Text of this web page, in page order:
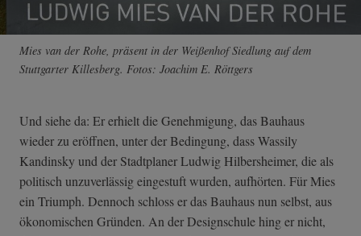
Mies van der Rohe, präsent in der Weißenhof Siedlung auf dem
Stuttgarter Killesberg. Fotos: Joachim E. Röttgers
Und siehe da: Er erhielt die Genehmigung, das Bauhaus
wieder zu eröffnen, unter der Bedingung, dass Wassily
Kandinsky und der Stadtplaner Ludwig Hilbersheimer, die als
politisch unzuverlässig eingestuft wurden, aufhörten. Für Mies
ein Triumph. Dennoch schloss er das Bauhaus nun selbst, aus
ökonomischen Gründen. An der Designschule hing er nicht,